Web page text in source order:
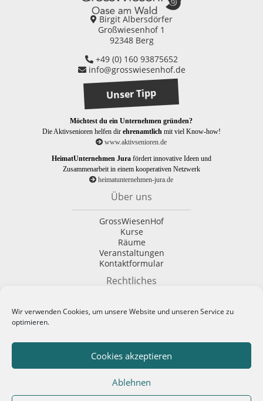
Wir verwenden Cookies, um unsere Website und unseren Service zu
optimieren.
Cookies akzeptieren
Ablehnen
Birgit Albersdörfer
Großwiesenhof 1
92348 Berg
+49 (0) 160 93875652
info@grosswiesenhof.de
Unser Tipp
Möchtest du ein Unternehmen gründen?
Die Aktivsenioren helfen dir ehrenamtlichmit viel Know-how!
www.aktivsenioren.de
HeimatUnternehmen Jura fördert innovative Ideen und
Zusammenarbeit in einem kooperativen Netzwerk
heimatunternehmen-jura.de
Über uns
GrossWiesenHof
Kurse
Räume
Veranstaltungen
Kontaktformular
Rechtliches
Datenschutzerklärung